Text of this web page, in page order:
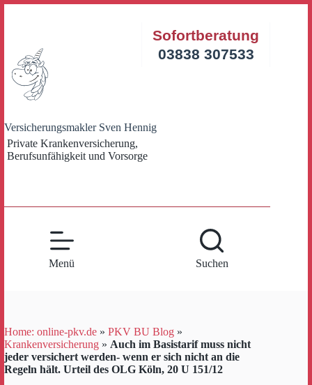
Versicherungsmakler Sven Hennig
Private Krankenversicherung,
Berufsunfähigkeit und Vorsorge
Sofortberatung
03838 307533
Menü Suchen
Home: online-pkv.de » PKV BU Blog »
Krankenversicherung » Auch im Basistarif muss nicht
jeder versichert werden- wenn er sich nicht an die
Regeln hält. Urteil des OLG Köln, 20 U 151/12